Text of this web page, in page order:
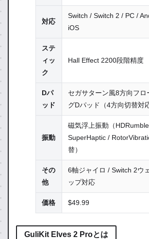
対応
Switch / Switch 2 / PC /
iOS
ステ
ィッ
ク
Hall Effect 2200段階精度
Dパ
ッド
セガサターン風8方向フロ
グDパッド（4方向切替対
振動
磁気浮上振動（
SuperHaptic /
替）
その
他
6軸ジャイロ / Switch 2ウ
ップ対応
価格 $49.99
GuliKit Elves 2 Proとは